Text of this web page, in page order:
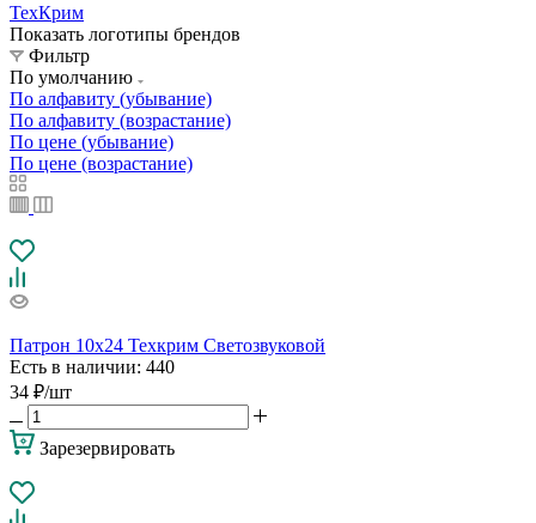
ТехКрим
Показать логотипы брендов
Фильтр
По умолчанию
По алфавиту (убывание)
По алфавиту (возрастание)
По цене (убывание)
По цене (возрастание)
Патрон 10х24 Техкрим Светозвуковой
Есть в наличии: 440
34 ₽/шт
Зарезервировать